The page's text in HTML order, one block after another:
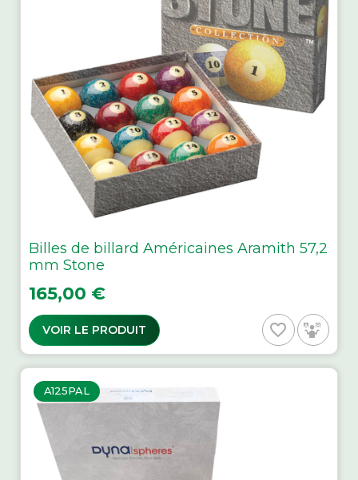
Billes de billard Américaines Aramith 57,2
mm Stone
Prix
165,00 €
VOIR LE PRODUIT favorite_border
A125PAL